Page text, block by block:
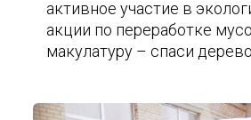
активное участие в
акции по переработке
макулатуру – спаси